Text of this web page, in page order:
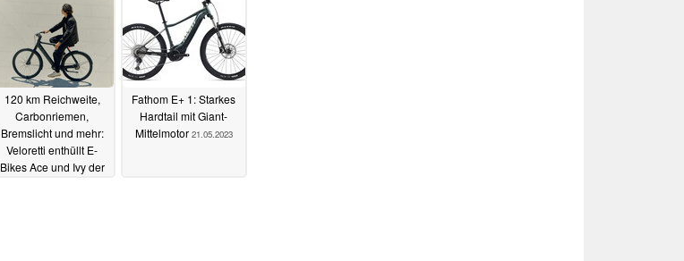
120 km Reichweite,
Carbonriemen,
Bremslicht und mehr:
Veloretti enthüllt E-
Bikes Ace und Ivy der
Fathom E+ 1: Starkes
Hardtail mit Giant-
Mittelmotor 21.05.2023